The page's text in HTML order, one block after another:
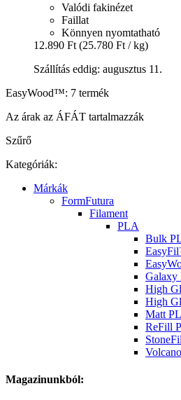
Valódi fakinézet
Faillat
Könnyen nyomtatható
12.890 Ft (25.780 Ft / kg)
Szállítás eddig: augusztus 11.
EasyWood™: 7 termék
Az árak az ÁFÁT tartalmazzák
Szűrő
Kategóriák:
Márkák
FormFutura
Filament
PLA
Bulk
Galaxy
High
High
Matt
ReFill
Magazinunkból: